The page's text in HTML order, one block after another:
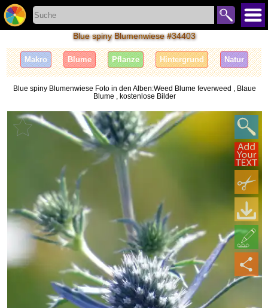
Blue spiny Blumenwiese #34403
Makro Blume Pflanze Hintergrund Natur
Blue spiny Blumenwiese Foto in den Alben:Weed Blume feverweed , Blaue
Blume , kostenlose Bilder